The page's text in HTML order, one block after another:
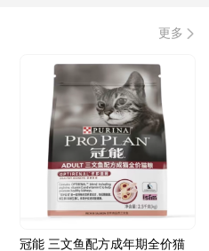
更多
冠能 三文鱼配方成年期全价猫